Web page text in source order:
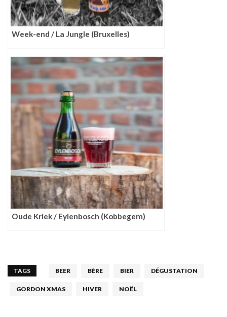
Week-end / La Jungle (Bruxelles)
Oude Kriek / Eylenbosch (Kobbegem)
TAGS BEER BÈRE BIER DÉGUSTATION
GORDON XMAS HIVER NOËL